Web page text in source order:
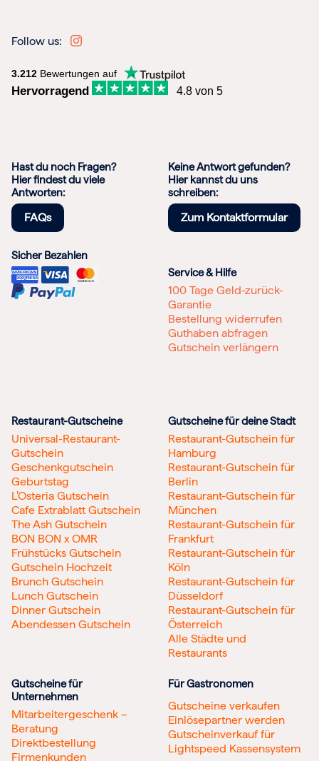
Follow us:
3.212 Bewertungen auf
Hervorragend 4.8 von 5
Hast du noch Fragen?
Hier findest du viele
Antworten:
FAQs
Keine Antwort gefunden?
Hier kannst du uns
schreiben:
Zum Kontaktformular
Sicher Bezahlen
Service & Hilfe
100 Tage Geld-zurück-
Garantie
Bestellung widerrufen
Guthaben abfragen
Gutschein verlängern
Restaurant-Gutscheine
Universal-Restaurant-
Gutschein
Geschenkgutschein
Geburtstag
L’Osteria Gutschein
Cafe Extrablatt Gutschein
The Ash Gutschein
BON BON x OMR
Frühstücks Gutschein
Gutschein Hochzeit
Brunch Gutschein
Lunch Gutschein
Dinner Gutschein
Abendessen Gutschein
Gutscheine für deine Stadt
Restaurant-Gutschein für
Hamburg
Restaurant-Gutschein für
Berlin
Restaurant-Gutschein für
München
Restaurant-Gutschein für
Frankfurt
Restaurant-Gutschein für
Köln
Restaurant-Gutschein für
Düsseldorf
Restaurant-Gutschein für
Österreich
Alle Städte und
Restaurants
Gutscheine für
Unternehmen
Mitarbeitergeschenk –
Beratung
Direktbestellung
Firmenkunden
Für Gastronomen
Gutscheine verkaufen
Einlösepartner werden
Gutscheinverkauf für
Lightspeed Kassensystem